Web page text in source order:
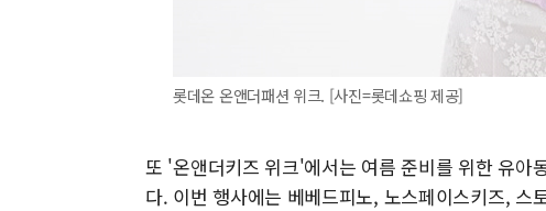
롯데온 온앤더패션 위크. [사진=롯데쇼핑 제공]
또 '온앤더키즈 위크'에서는 여름 준비를 위한 유아
다. 이번 행사에는 베베드피노, 노스페이스키즈, 스